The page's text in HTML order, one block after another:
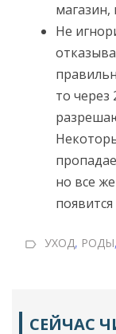
магазин,
Не
то через
но все
УХОД, РОДЫ,
СЕЙЧАС